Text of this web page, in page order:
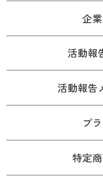
企
活動報
活動報告
プ
特定